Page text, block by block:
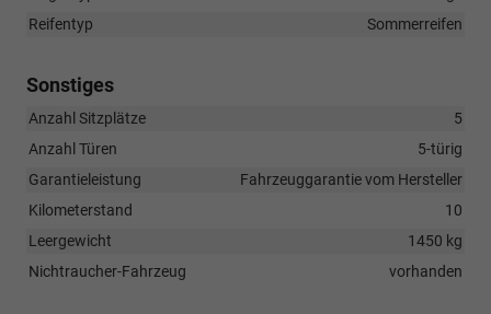
Reifentyp
Sommerreifen
Sonstiges
Anzahl Sitzplätze
5
Anzahl Türen
5-türig
Garantieleistung
Fahrzeuggarantie vom Hersteller
Kilometerstand
10
Leergewicht
1450 kg
Nichtraucher-Fahrzeug
vorhanden